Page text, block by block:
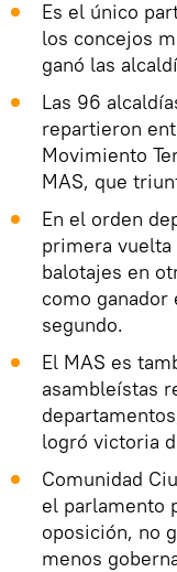
Es el único
los concejos
ganó las
Las 96
repartieron
Movimiento
MAS, que
En el orden
primera
balotajes en
como
segundo.
El MAS es
asambleístas
logró victoria
Comunidad
el parlamento
oposición, no
menos